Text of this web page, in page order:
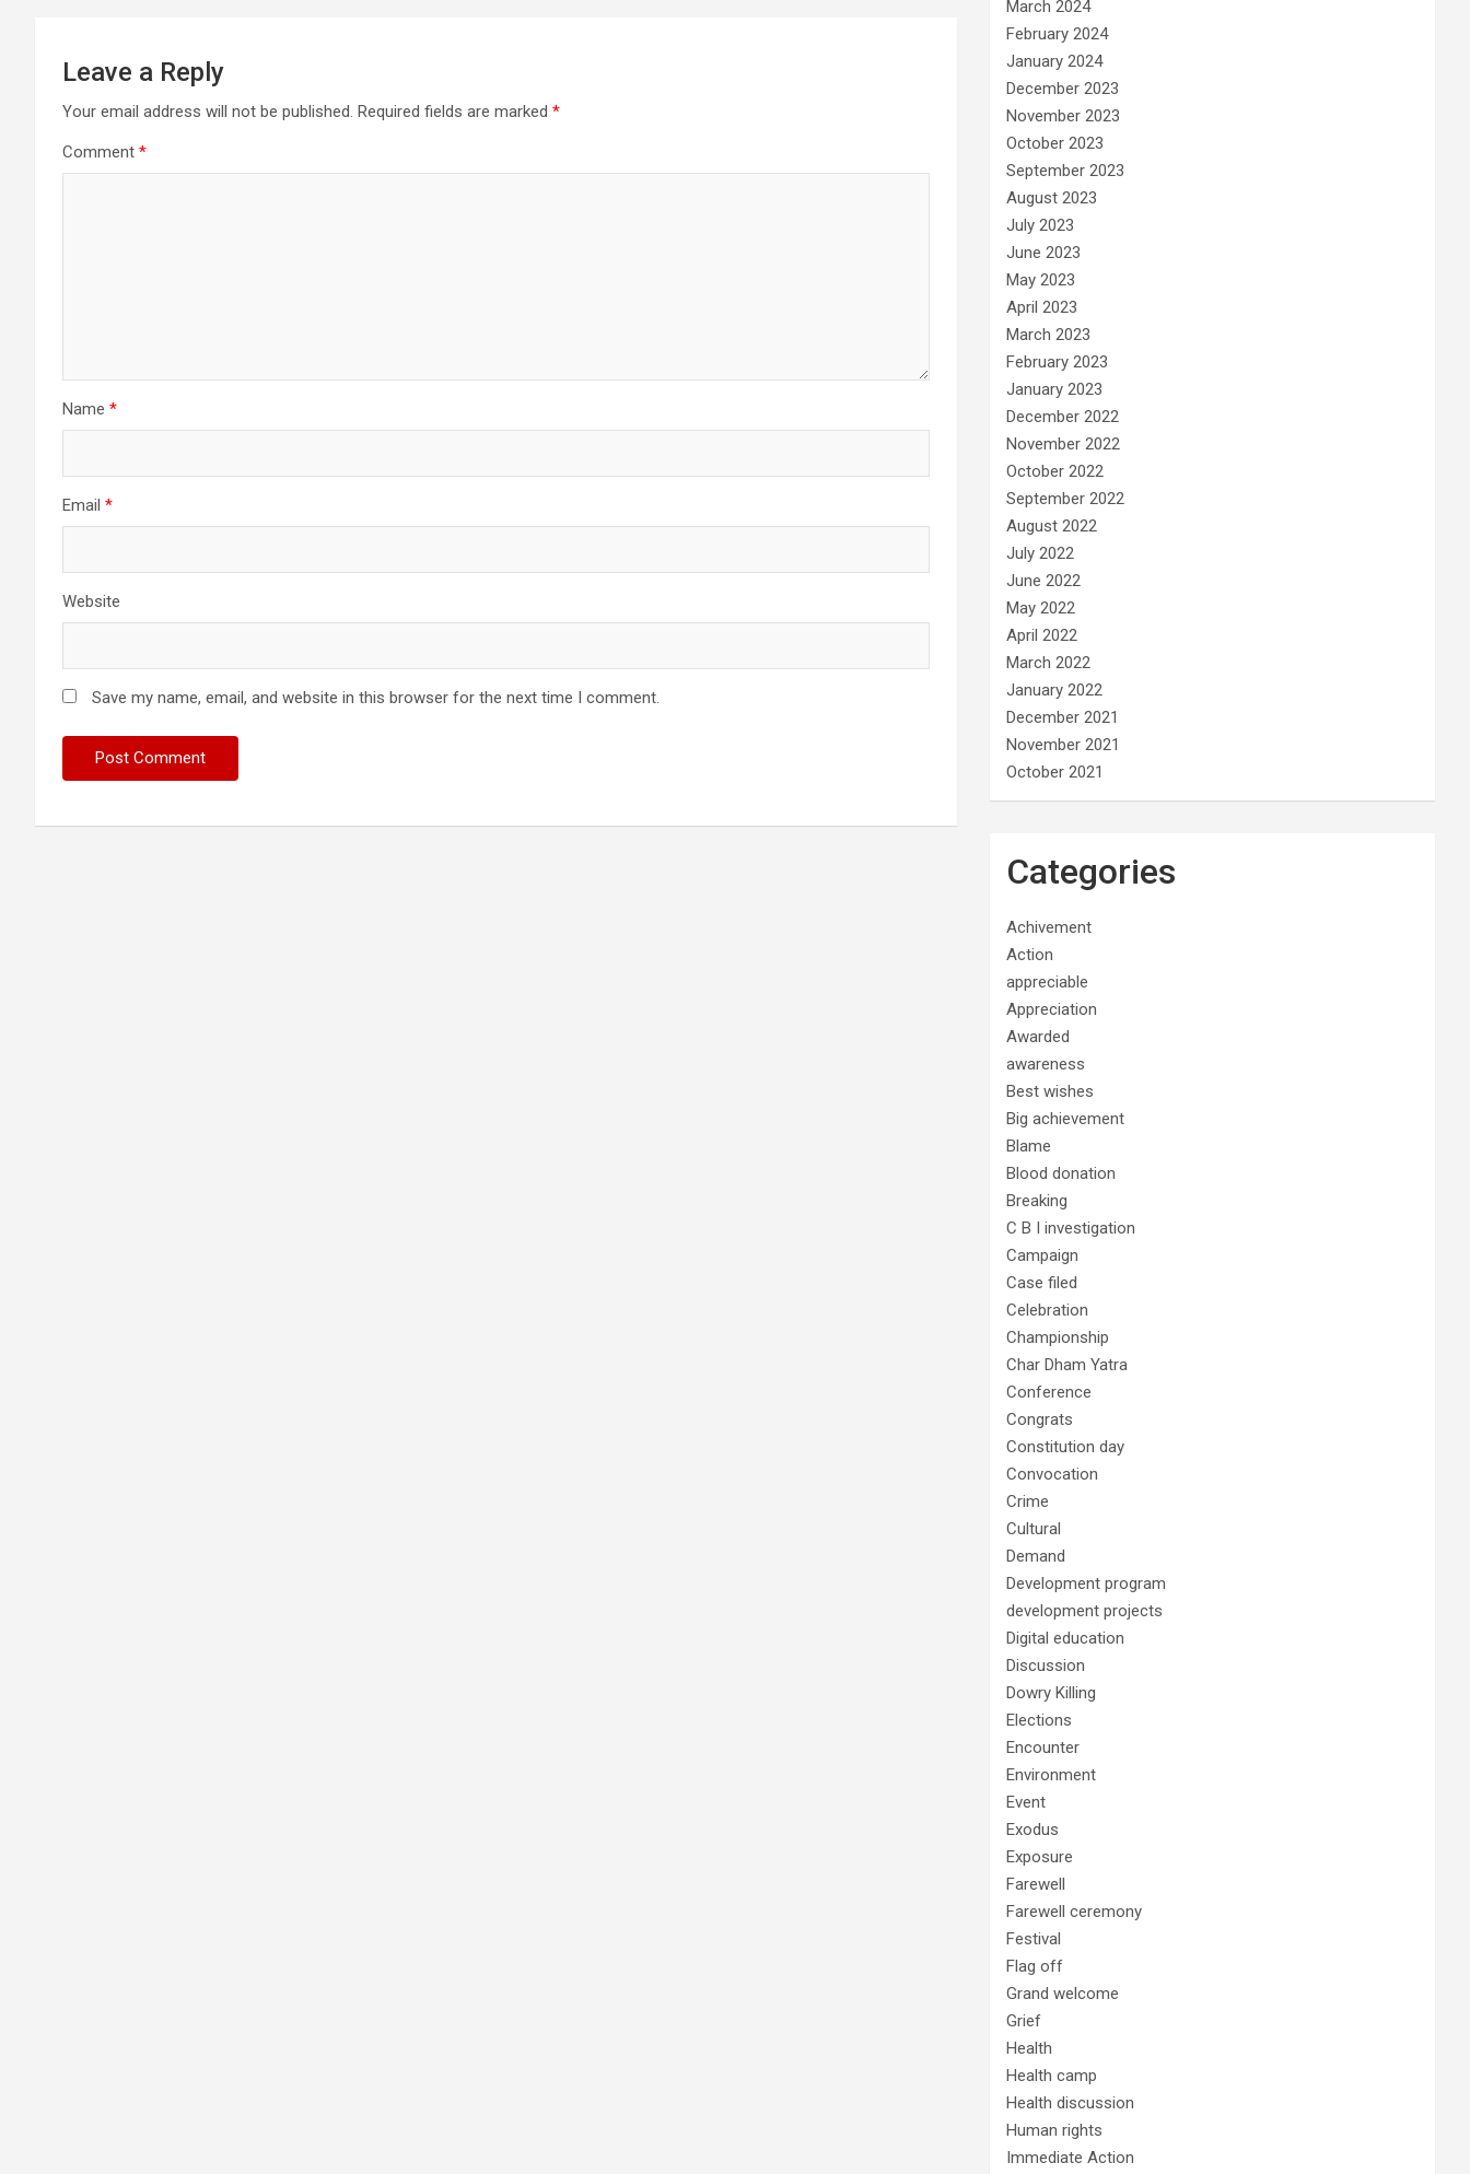
Leave a Reply
Your email address will not be published. Required fields are marked *
Comment *
Name *
Email *
Website
Save my name, email, and website in this browser for the next time I comment.
March 2024
February 2024
January 2024
December 2023
November 2023
October 2023
September 2023
August 2023
July 2023
June 2023
May 2023
April 2023
March 2023
February 2023
January 2023
December 2022
November 2022
October 2022
September 2022
August 2022
July 2022
June 2022
May 2022
April 2022
March 2022
January 2022
December 2021
November 2021
October 2021
Categories
Achivement
Action
appreciable
Appreciation
Awarded
awareness
Best wishes
Big achievement
Blame
Blood donation
Breaking
C B I investigation
Campaign
Case filed
Celebration
Championship
Char Dham Yatra
Conference
Congrats
Constitution day
Convocation
Crime
Cultural
Demand
Development program
development projects
Digital education
Discussion
Dowry Killing
Elections
Encounter
Environment
Event
Exodus
Exposure
Farewell
Farewell ceremony
Festival
Flag off
Grand welcome
Grief
Health
Health camp
Health discussion
Human rights
Immediate Action